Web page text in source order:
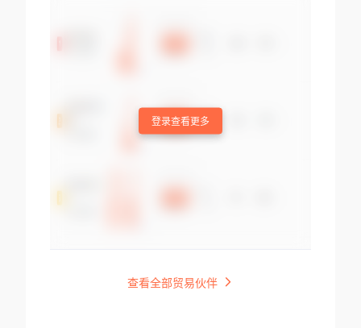
登录查看更多
查看全部贸易伙伴